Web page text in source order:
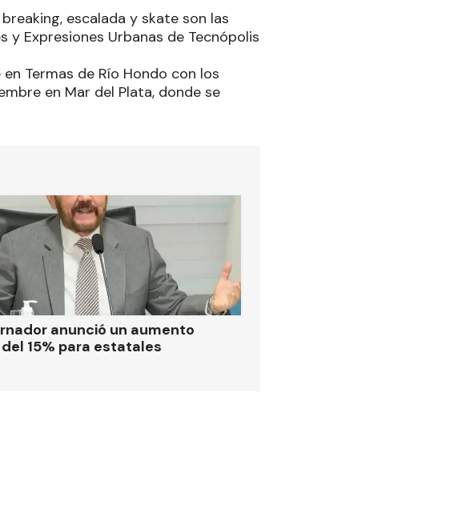
escalada y skate son las
Expresiones Urbanas de Tecnópolis
Termas de Río Hondo con los
en Mar del Plata, donde se
anunció un aumento
15% para estatales